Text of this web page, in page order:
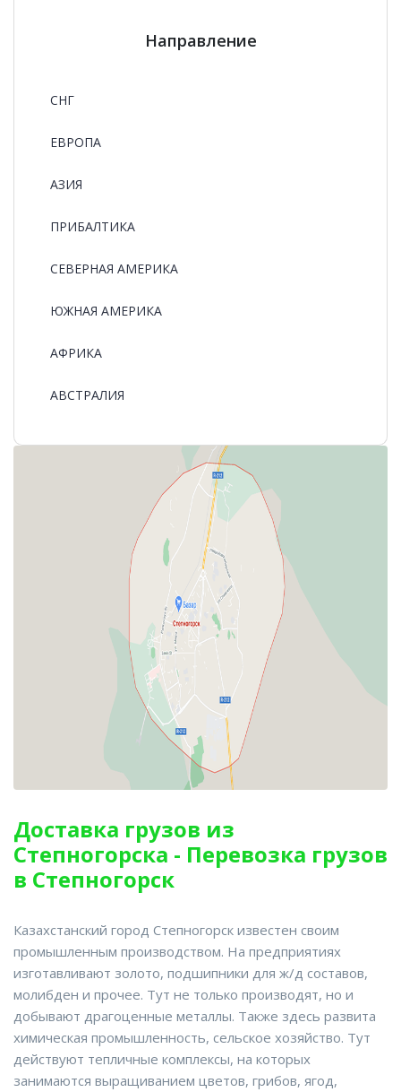
Направление
СНГ
ЕВРОПА
АЗИЯ
ПРИБАЛТИКА
СЕВЕРНАЯ АМЕРИКА
ЮЖНАЯ АМЕРИКА
АФРИКА
АВСТРАЛИЯ
Доставка грузов из
Степногорска - Перевозка грузов
в Степногорск
Казахстанский город Степногорск известен своим
промышленным производством. На предприятиях
изготавливают золото, подшипники для ж/д составов,
молибден и прочее. Тут не только производят, но и
добывают драгоценные металлы. Также здесь развита
химическая промышленность, сельское хозяйство. Тут
действуют тепличные комплексы, на которых
занимаются выращиванием цветов, грибов, ягод,